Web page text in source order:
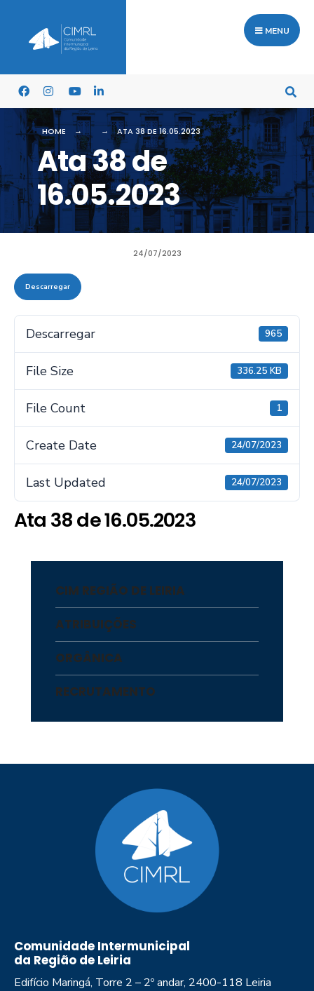
MENU
HOME ATA 38 DE 16.05.2023
Ata 38 de
16.05.2023
24/07/2023
Descarregar
Descarregar 965
File Size 336.25 KB
File Count 1
Create Date 24/07/2023
Last Updated 24/07/2023
Ata 38 de 16.05.2023
CIM REGIÃO DE LEIRIA
ATRIBUIÇÕES
ORGÂNICA
RECRUTAMENTO
Comunidade Intermunicipal
da Região de Leiria
Edifício Maringá, Torre 2 – 2º andar, 2400-118 Leiria